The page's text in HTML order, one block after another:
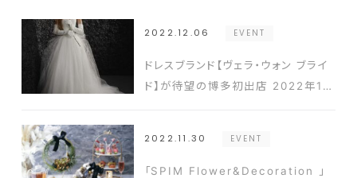
2022.12.06 EVENT
ドレスブランド【ヴェラ・ウォン ブライ
ド】が待望の博多初出店 2022年12
2022.11.30
EVENT
「SPIM Flower&Decoration 」